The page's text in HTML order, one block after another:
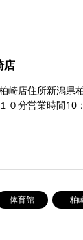
店
崎店住所新潟県
０分営業時間10
体育館 柏